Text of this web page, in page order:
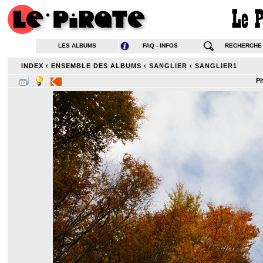
LES ALBUMS FAQ - INFOS RECHERCHE
INDEX ‹ ENSEMBLE DES ALBUMS ‹ SANGLIER ‹ SANGLIER1